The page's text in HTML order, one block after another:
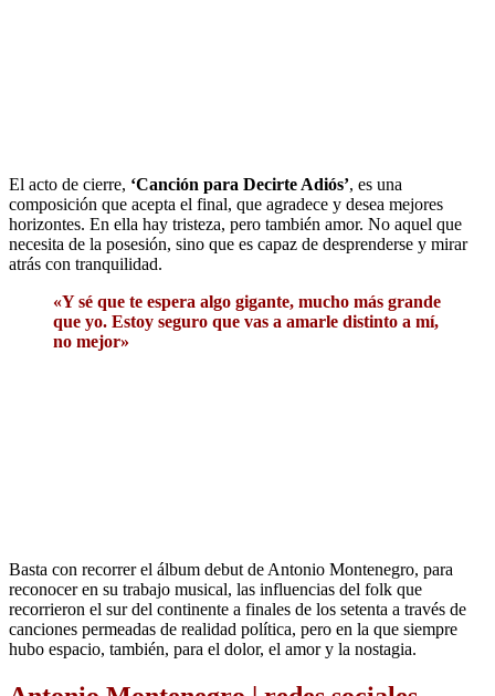
El acto de cierre, ‘Canción para Decirte Adiós’, es una
composición que acepta el final, que agradece y desea mejores
horizontes. En ella hay tristeza, pero también amor. No aquel que
necesita de la posesión, sino que es capaz de desprenderse y mirar
atrás con tranquilidad.
«Y sé que te espera algo gigante, mucho más grande
que yo. Estoy seguro que vas a amarle distinto a mí,
no mejor»
Basta con recorrer el álbum debut de Antonio Montenegro, para
reconocer en su trabajo musical, las influencias del folk que
recorrieron el sur del continente a finales de los setenta a través de
canciones permeadas de realidad política, pero en la que siempre
hubo espacio, también, para el dolor, el amor y la nostagia.